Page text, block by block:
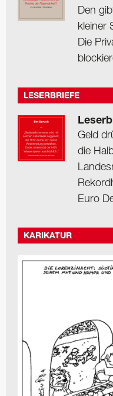
Den
kleiner
Die
LESERBRIEFE
Geld
die
Euro
KARIKATUR